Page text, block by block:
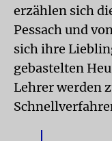
erzählen sich
Pessach und
sich ihre
gebastelten
Lehrer werden